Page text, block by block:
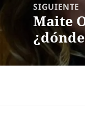
SIGUIENTE
Entrada
siguiente:
Maite